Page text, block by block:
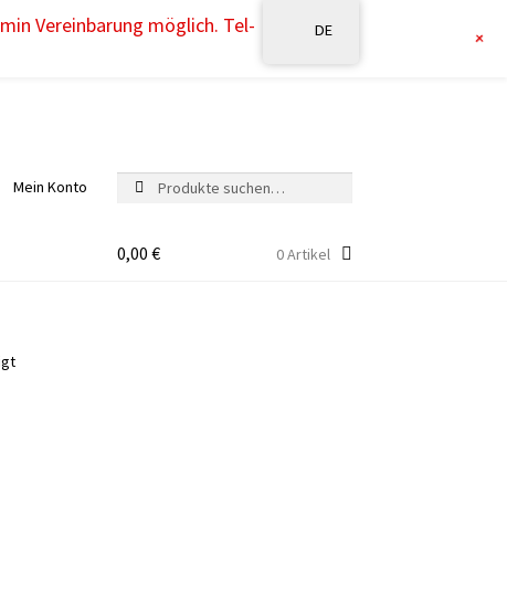
Suche
Suche
Mein Konto
0,00€ 0 Artikel
Vereinbarung möglich. Tel-
+
DE